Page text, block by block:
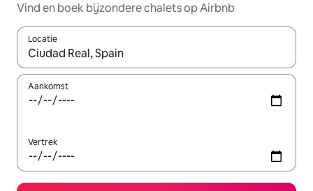
Vind en boek bijzondere chalets op Airbnb
Locatie
Wanneer er suggesties beschikbaar zijn, maak je een keuze
Aankomst
Vertrek